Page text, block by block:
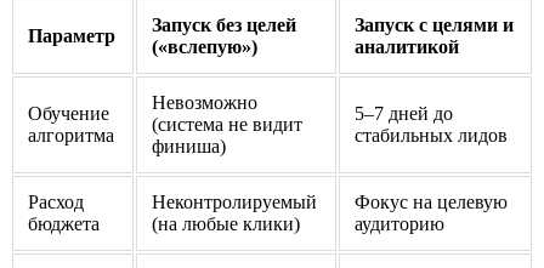
Параметр
Запуск без целей
(«вслепую»)
Запуск с целями и
аналитикой
Обучение
алгоритма
Невозможно
(система не видит
финиша)
5–7 дней до
стабильных лидов
Расход
бюджета
Неконтролируемый
(на любые клики)
Фокус на целевую
аудиторию